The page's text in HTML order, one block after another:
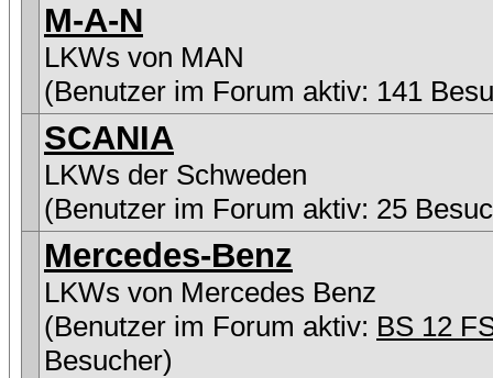
M-A-N
LKWs von MAN
(Benutzer im Forum aktiv: 141
SCANIA
LKWs der Schweden
(Benutzer im Forum aktiv: 25
Mercedes-Benz
LKWs von Mercedes Benz
(Benutzer im Forum aktiv: BS 12
Besucher)